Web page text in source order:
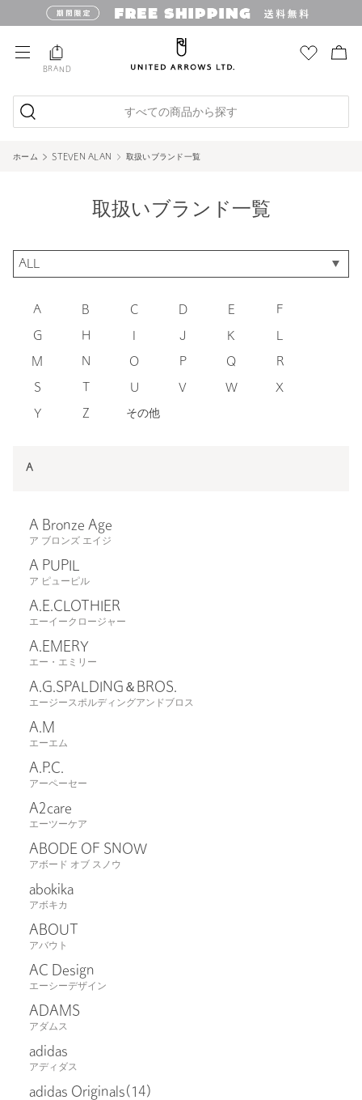
BRAND
すべての商品から探す
ホーム STEVEN ALAN 取扱いブランド一覧
取扱いブランド一覧
A B C D E F
G H J K
M N O P Q R
S U V W X
Y Z その他
A
A Bronze Age
ア ブロンズ エイジ
A PUPIL
ア ピューピル
A.E.CLOTHIER
エーイークロージャー
A.EMERY
エー・エミリー
A.G.SPALDING＆BROS.
エージースポルディングアンドブロス
A.M
エーエム
A.P.C.
アーペーセー
A2care
エーツーケア
ABODE OF SNOW
アボード オブ スノウ
abokika
アボキカ
ABOUT
アバウト
AC Design
エーシーデザイン
ADAMS
アダムス
adidas
アディダス
adidas Originals(14)